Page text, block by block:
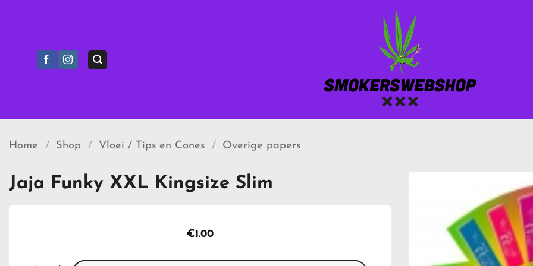
Home / Shop / Vloei / Tips en Cones / Overige papers
Jaja Funky XXL Kingsize Slim
€1.00